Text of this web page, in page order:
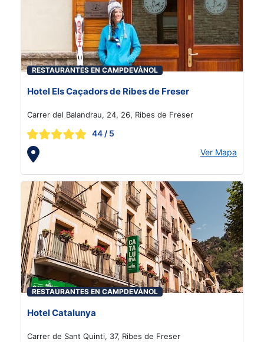
RESTAURANTES EN CAMPDEVÀNOL
Hotel Els Caçadors de Ribes de Freser
Carrer del Balandrau, 24, 26, Ribes de Freser
44 / 5
Ver Mapa
RESTAURANTES EN CAMPDEVÀNOL
Hotel Catalunya
Carrer de Sant Quinti, 37, Ribes de Freser